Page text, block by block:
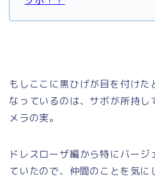
もしここに黒ひげが目を付けた
なっているのは、サボが所持し
メラの実。
ドレスローザ編から特にバージ
ていたので、仲間のことを気に